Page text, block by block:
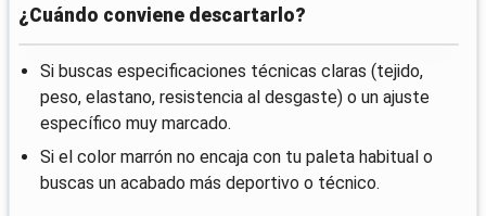
¿Cuándo conviene descartarlo?
Si buscas especificaciones técnicas claras (tejido,
peso, elastano, resistencia al desgaste) o un ajuste
específico muy marcado.
Si el color marrón no encaja con tu paleta habitual o
buscas un acabado más deportivo o técnico.